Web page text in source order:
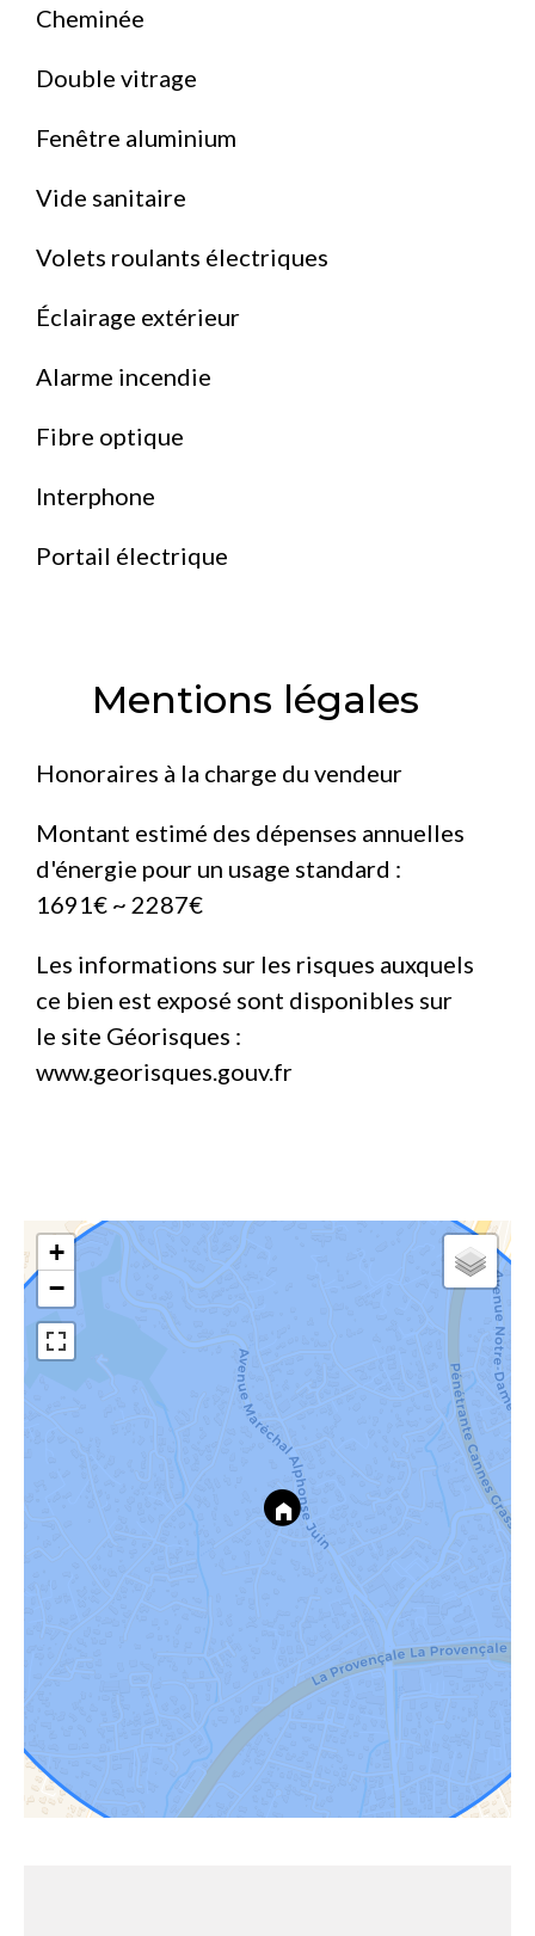
Cheminée
Double vitrage
Fenêtre aluminium
Vide sanitaire
Volets roulants électriques
Éclairage extérieur
Alarme incendie
Fibre optique
Interphone
Portail électrique
Mentions légales
Honoraires à la charge du vendeur
Montant estimé des dépenses annuelles
d'énergie pour un usage standard :
1691€ ~ 2287€
Les informations sur les risques auxquels
ce bien est exposé sont disponibles sur
le site Géorisques :
www.georisques.gouv.fr
+
−